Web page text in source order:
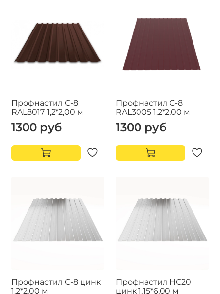
Профнастил С-8
RAL8017 1,2*2,00 м
1300 руб
Профнастил С-8
RAL3005 1,2*2,00 м
1300 руб
Профнастил С-8 цинк
1,2*2,00 м
Профнастил НС20
цинк 1,15*6,00 м